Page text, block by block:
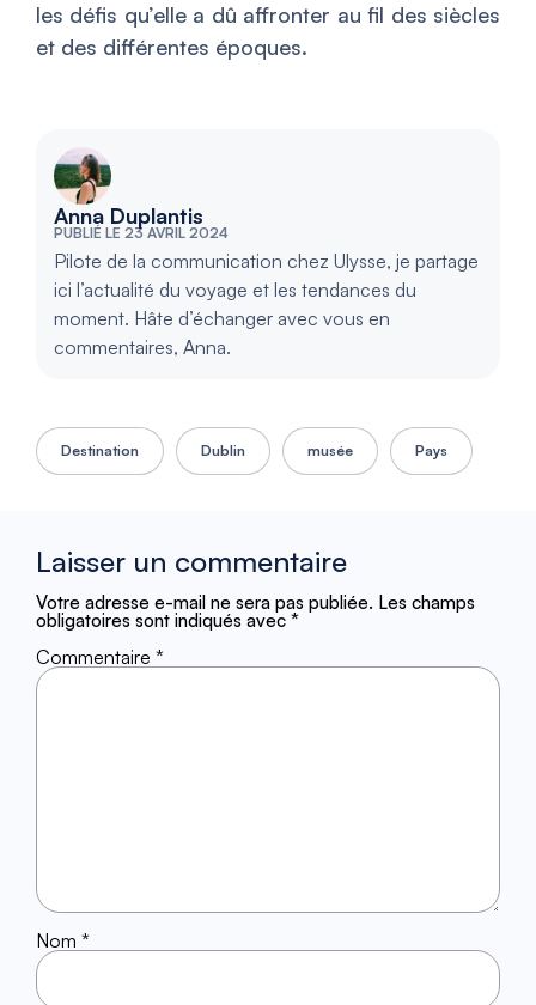
les défis qu’elle a dû affronter au fil des siècles
et des différentes époques.
Anna Duplantis
PUBLIÉ LE 23 AVRIL 2024
Pilote de la communication chez Ulysse, je partage
ici l’actualité du voyage et les tendances du
moment. Hâte d’échanger avec vous en
commentaires, Anna.
Destination Dublin musée Pays
Laisser un commentaire
Votre adresse e-mail ne sera pas publiée. Les champs
obligatoires sont indiqués avec *
Commentaire *
Nom *